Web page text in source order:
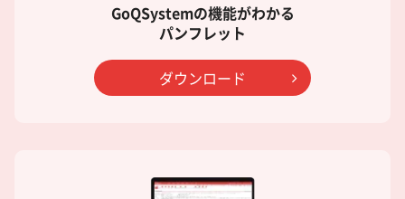
GoQSystemの機能がわかる
パンフレット
ダウンロード